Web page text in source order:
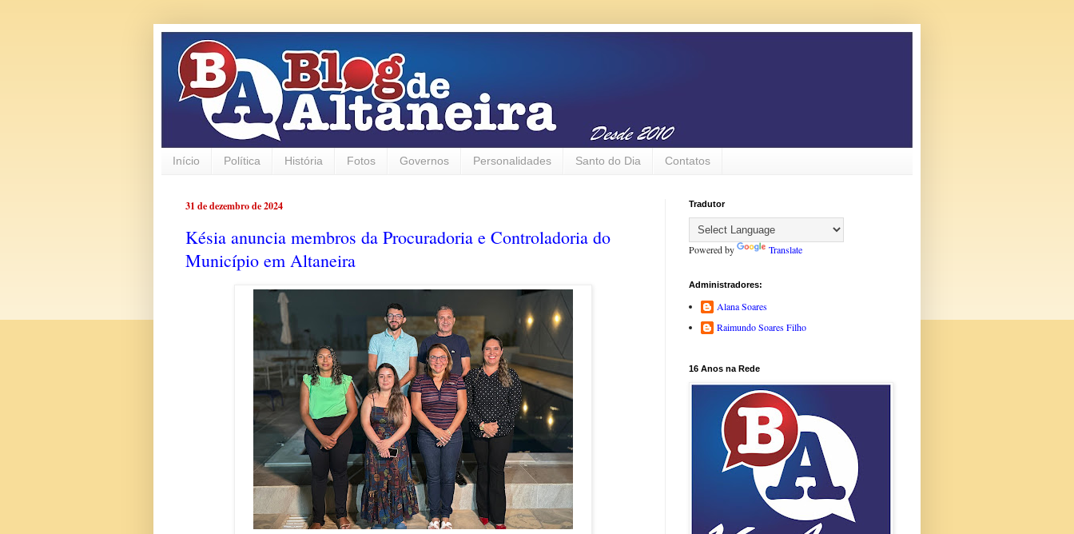
Início Política História Fotos Governos Personalidades Santo do Dia Contatos
31 de dezembro de 2024
Késia anuncia membros da Procuradoria e Controladoria do
Município em Altaneira
Tradutor
Powered by Translate
Administradores:
Alana Soares
Raimundo Soares Filho
16 Anos na Rede